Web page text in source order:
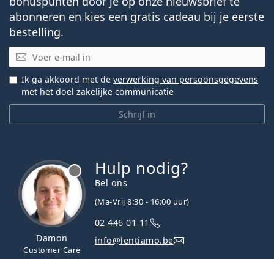
abonneren en kies een gratis cadeau bij je eerste
bestelling.
E-mail
Schrijf in
Ik ga akkoord met de verwerking van persoonsgegevens
met het doel zakelijke communicatie
Damon
Customer Care
Hulp nodig?
Bel ons
(Ma-Vrij 8:30 - 16:00 uur)
02 446 01 11
info@lentiamo.be